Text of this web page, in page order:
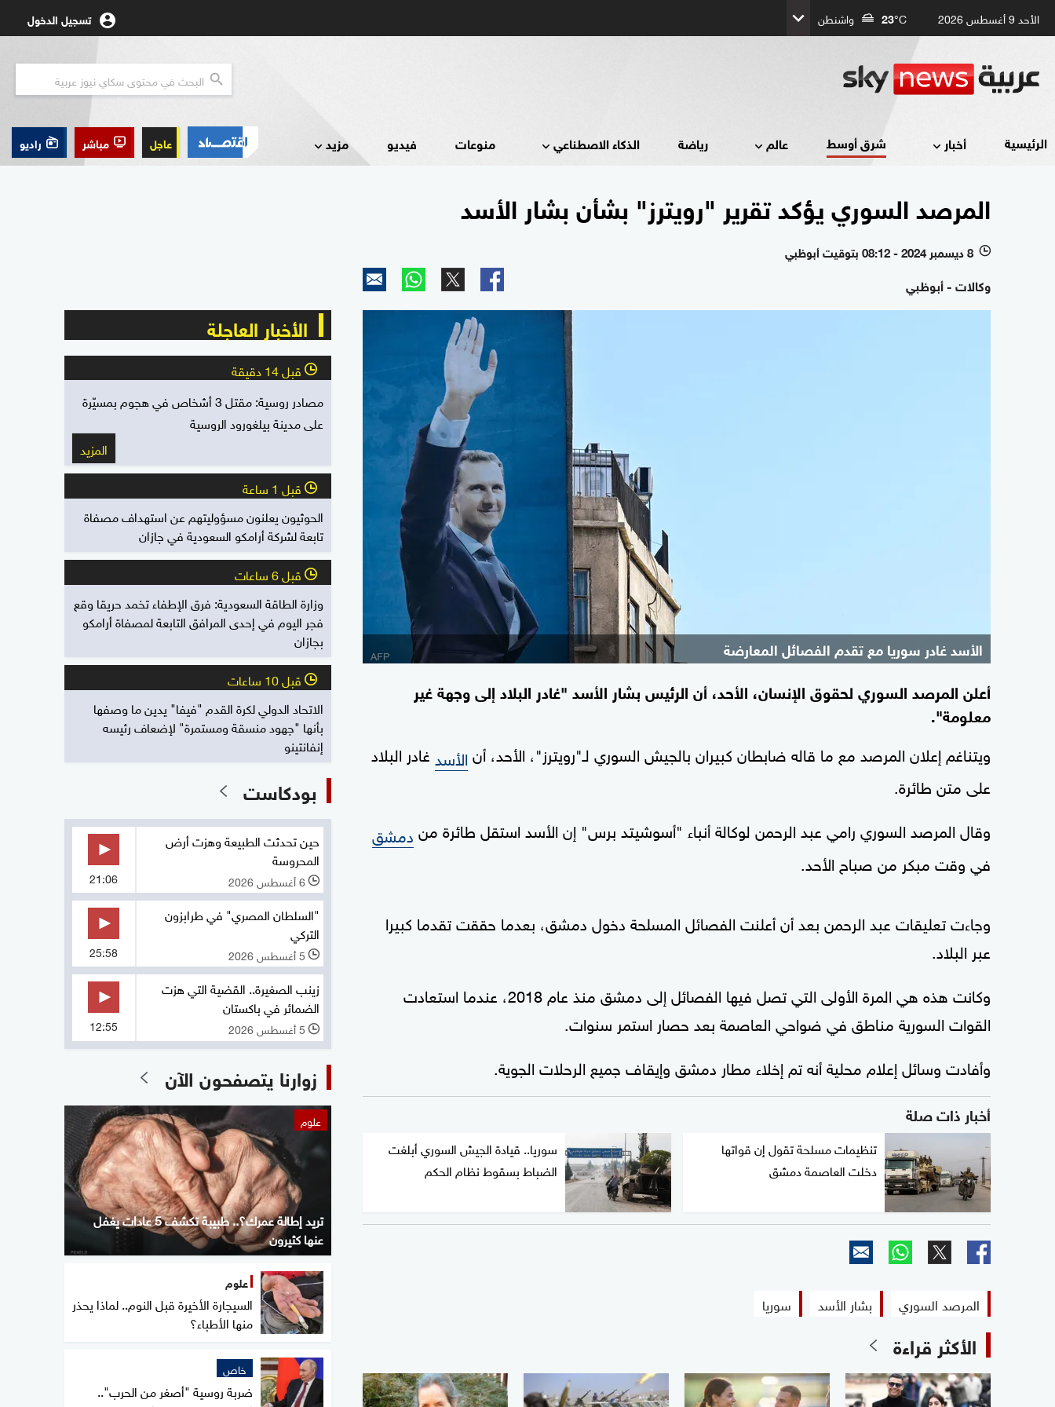
الأحد 9 أغسطس 2026 23°C واشنطن تسجيل الدخول
الرئيسية أخبار شرق أوسط عالم رياضة الذكاء الاصطناعي منوعات فيديو مزيد عاجل مباشر راديو
المرصد السوري يؤكد تقرير "رويترز" بشأن بشار الأسد
l 8 ديسمبر 2024 - 08:12 بتوقيت أبوظبي
وكالات - أبوظبي
الأسد غادر سوريا مع تقدم الفصائل المعارضة
أعلن المرصد السوري لحقوق الإنسان، الأحد، أن الرئيس بشار الأسد "غادر البلاد إلى وجهة غير
معلومة".
ويتناغم إعلان المرصد مع ما قاله ضابطان كبيران بالجيش السوري لـ"رويترز"، الأحد، أن الأسد غادر البلاد
على متن طائرة.
وقال المرصد السوري رامي عبد الرحمن لوكالة أنباء "أسوشيتد برس" إن الأسد استقل طائرة من دمشق
في وقت مبكر من صباح الأحد.
وجاءت تعليقات عبد الرحمن بعد أن أعلنت الفصائل المسلحة دخول دمشق، بعدما حققت تقدما كبيرا
عبر البلاد.
وكانت هذه هي المرة الأولى التي تصل فيها الفصائل إلى دمشق منذ عام 2018، عندما استعادت
القوات السورية مناطق في ضواحي العاصمة بعد حصار استمر سنوات.
وأفادت وسائل إعلام محلية أنه تم إخلاء مطار دمشق وإيقاف جميع الرحلات الجوية.
أخبار ذات صلة
تنظيمات مسلحة تقول إن قواتها
دخلت العاصمة دمشق
سوريا.. قيادة الجيش السوري أبلغت
الضباط بسقوط نظام الحكم
المرصد السوري بشار الأسد سوريا
الأكثر قراءة
الأخبار العاجلة
l قبل 14 دقيقة
مصادر روسية: مقتل 3 أشخاص في هجوم بمسيّرة
على مدينة بيلغورود الروسية
المزيد
l قبل 1 ساعة
الحوثيون يعلنون مسؤوليتهم عن استهداف مصفاة
تابعة لشركة أرامكو السعودية في جازان
l قبل 6 ساعات
وزارة الطاقة السعودية: فرق الإطفاء تخمد حريقا وقع
فجر اليوم في إحدى المرافق التابعة لمصفاة أرامكو
بجازان
l قبل 10 ساعات
الاتحاد الدولي لكرة القدم "فيفا" يدين ما وصفها
بأنها "جهود منسقة ومستمرة" لإضعاف رئيسه
إنفانتينو
بودكاست
حين تحدثت الطبيعة وهزت أرض
المحروسة
l 6 أغسطس 2026 21:06
"السلطان المصري" في طرابزون
التركي
l 5 أغسطس 2026 25:58
زينب الصغيرة.. القضية التي هزت
الضمائر في باكستان
l 5 أغسطس 2026 12:55
زوارنا يتصفحون الآن
علوم
تريد إطالة عمرك؟.. طبيبة تكشف 5 عادات يغفل
عنها كثيرون
علوم
السيجارة الأخيرة قبل النوم.. لماذا يحذر
منها الأطباء؟
خاص
ضربة روسية "أصغر من الحرب"..